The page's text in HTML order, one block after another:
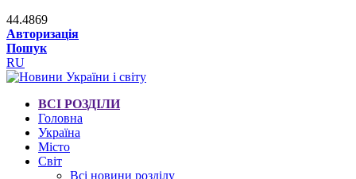
44.4869
Авторизація
Пошук
RU
ВСІ РОЗДІЛИ
Головна
Україна
Місто
Світ
Всі новини розділу